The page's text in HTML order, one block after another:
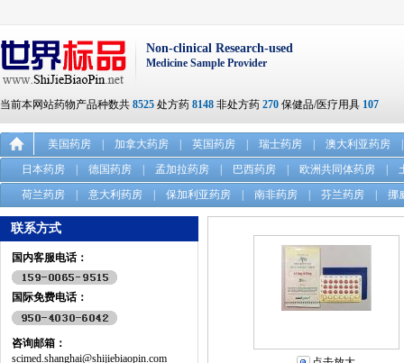
Non-clinical Research-used
Medicine Sample Provider
当前本网站药物产品种数共 8525 处方药 8148 非处方药 270 保健品/医疗用具 107
美国药房 加拿大药房 英国药房 瑞士药房 澳大利亚药房
日本药房
德国药房 孟加拉药房 巴西药房 欧洲共同体药房
荷兰药房
意大利药房 保加利亚药房 南非药房 芬兰药房 挪
联系方式
国内客服电话：
国际免费电话：
咨询邮箱：
scimed.shanghai@shijiebiaopin.com